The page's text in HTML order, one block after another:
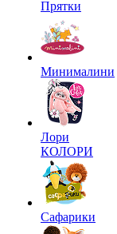
Прятки
Минималини
Лори
КОЛОРИ
Сафарики